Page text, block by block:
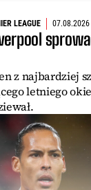
LEAGUE
z najbardziej
letniego